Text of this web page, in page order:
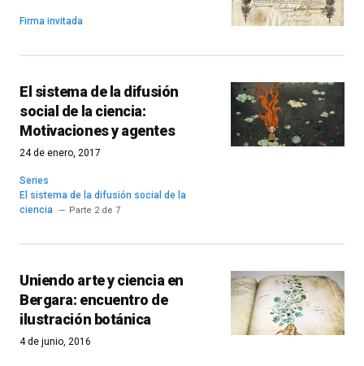
Firma invitada
El sistema de la difusión
social de la ciencia:
Motivaciones y agentes
24 de enero, 2017
Series
El sistema de la difusión social de la
ciencia
Parte 2 de 7
Uniendo arte y ciencia en
Bergara: encuentro de
ilustración botánica
4 de junio, 2016